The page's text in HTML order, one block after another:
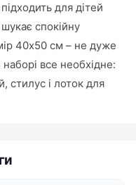
для дітей
спокійну
40х50 см – не дуже
все необхідне:
стилус і лоток для